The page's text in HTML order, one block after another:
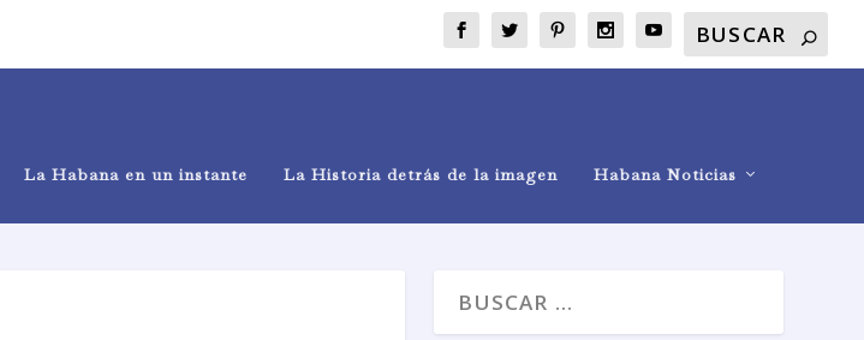
La Habana en un instante La Historia detrás de la imagen Habana Noticias